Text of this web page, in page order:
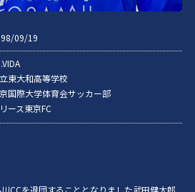
09/19
東大和高等学校
国際大学体育会サッカー部
ース東京FC